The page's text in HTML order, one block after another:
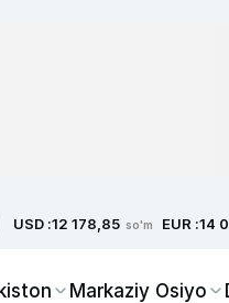
USD :12 178,85 so'm EUR :14
Markaziy Osiyo